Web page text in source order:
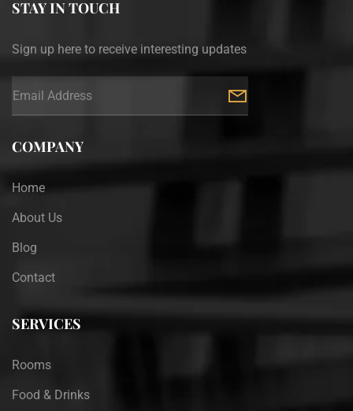
STAY IN TOUCH
Sign up here to receive interesting updates
COMPANY
Home
About Us
Blog
Contact
SERVICES
Rooms
Food & Drinks